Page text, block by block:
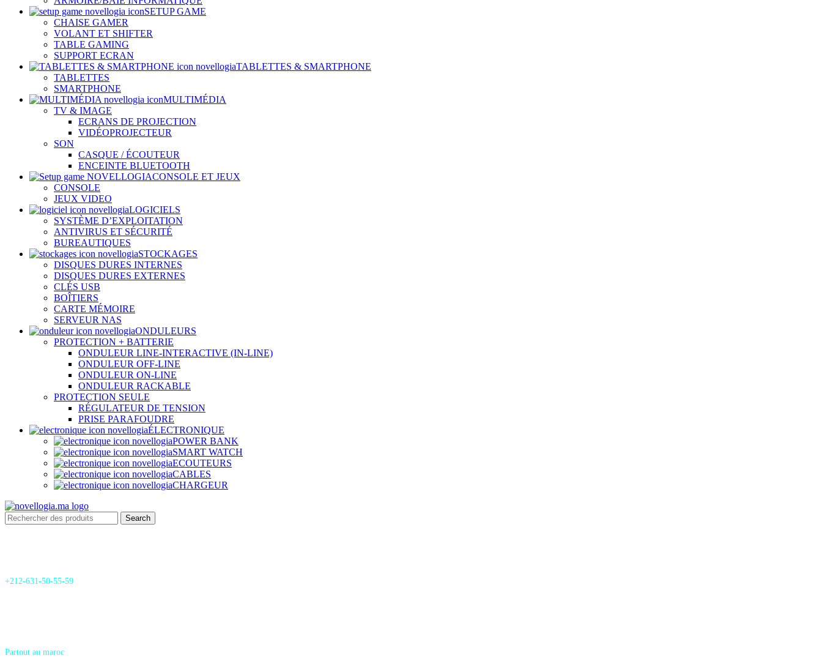
SETUP GAME
CHAISE GAMER
VOLANT ET SHIFTER
TABLE GAMING
SUPPORT ECRAN
TABLETTES & SMARTPHONE
TABLETTES
SMARTPHONE
MULTIMÉDIA
TV & IMAGE
ECRANS DE PROJECTION
VIDÉOPROJECTEUR
SON
CASQUE / ÉCOUTEUR
ENCEINTE BLUETOOTH
CONSOLE ET JEUX
CONSOLE
JEUX VIDEO
LOGICIELS
SYSTÈME D’EXPLOITATION
ANTIVIRUS ET SÉCURITÉ
BUREAUTIQUES
STOCKAGES
DISQUES DURES INTERNES
DISQUES DURES EXTERNES
CLÉS USB
BOÎTIERS
CARTE MÉMOIRE
SERVEUR NAS
ONDULEURS
PROTECTION + BATTERIE
ONDULEUR LINE-INTERACTIVE (IN-LINE)
ONDULEUR OFF-LINE
ONDULEUR ON-LINE
ONDULEUR RACKABLE
PROTECTION SEULE
RÉGULATEUR DE TENSION
PRISE PARAFOUDRE
ÉLECTRONIQUE
POWER BANK
SMART WATCH
ECOUTEURS
CABLES
CHARGEUR
Search
+212-631-50-55-59
Partout au maroc